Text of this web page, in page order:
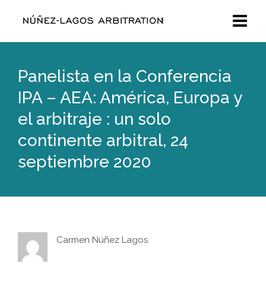
Panelista en la Conferencia
IPA – AEA: América, Europa y
el arbitraje : un solo
continente arbitral, 24
septiembre 2020
Carmen Núñez Lagos